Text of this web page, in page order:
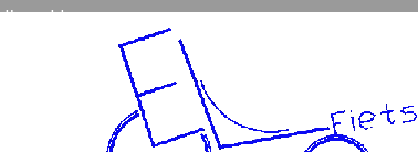
Home Inloggen